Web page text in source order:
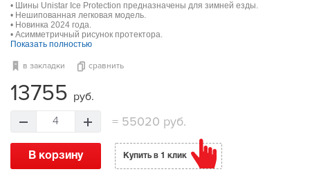
• Шины Unistar Ice Protection предназначены для зимней езды.
• Нешипованная легковая модель.
• Новинка 2024 года.
• Асимметричный рисунок протектора.
Показать полностью
в закладки сравнить
13755 руб.
4 = 55020 руб.
В корзину Купить в 1 клик